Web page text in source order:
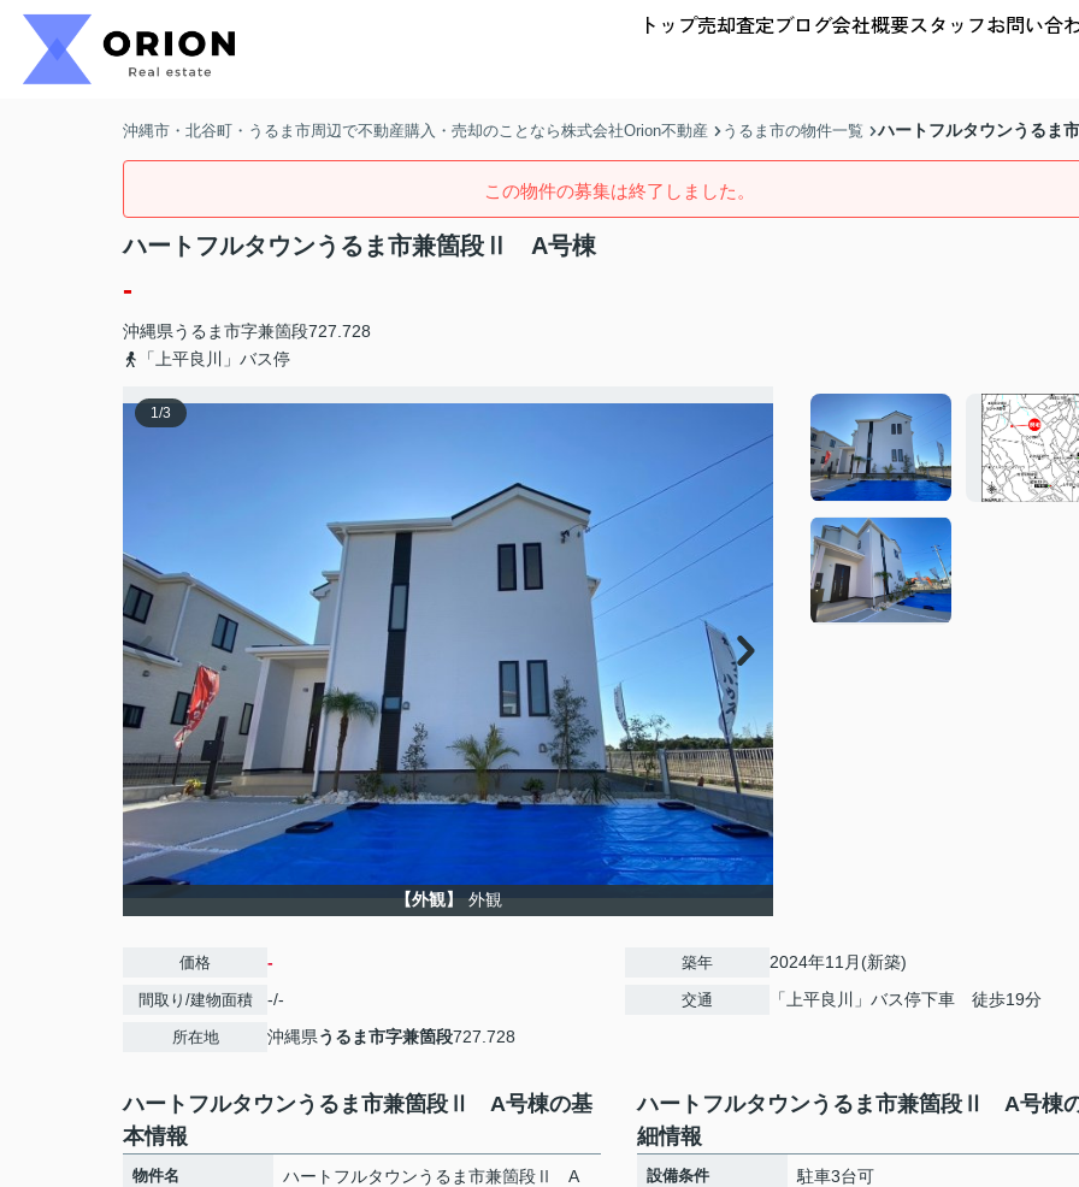
トップ売却査定ブログ会社概要スタッフお問い合
沖縄市・北谷町・うるま市周辺で不動産購入・売却のことなら株式会社Orion不動産 うるま市の物件一覧 ハートフルタウンうる
この物件の募集は終了しました。
ハートフルタウンうるま市兼箇段Ⅱ A号棟
-
沖縄県うるま市字兼箇段727.728
「上平良川」バス停
1 /3
【外観】 外観
価格 -
間取り/建物面積 -/-
所在地 沖縄県うるま市字兼箇段727.728
築年 2024年11月(新築)
交通 「上平良川」バス停下車 徒歩19分
ハートフルタウンうるま市兼箇段Ⅱ A号棟の基
本情報
物件名
ハートフルタウンうるま市兼箇段Ⅱ A
ハートフルタウンうるま市兼箇段Ⅱ A号棟
細情報
設備条件 駐車3台可